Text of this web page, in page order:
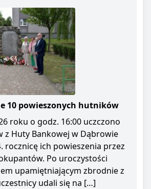
10 powieszonych hutników
roku o godz. 16:00 uczczono
z Huty Bankowej w Dąbrowie
rocznicę ich powieszenia przez
Po uroczystości
upamiętniającym zbrodnie z
udali się na […]